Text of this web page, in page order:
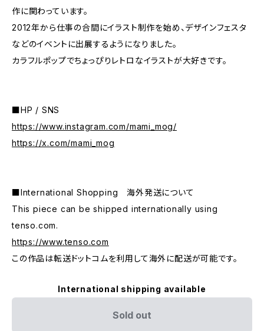
作に関わっています。
2012年から仕事の合間にイラスト制作を始め、デザインフェスタ
などのイベントに出展するようになりました。
カラフルポップでちょっぴりレトロなイラストが大好きです。
■HP / SNS
https://www.instagram.com/mami_mog/
https://x.com/mami_mog
■International Shopping 海外発送について
This piece can be shipped internationally using
tenso.com.
https://www.tenso.com
この作品は転送ドットコムを利用して海外に配送が可能です。
International shipping available
Sold out